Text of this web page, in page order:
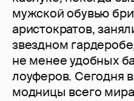
мужской обувью
аристократов,
звездном
не менее удобных
лоуферов. Сегодня
модницы всего